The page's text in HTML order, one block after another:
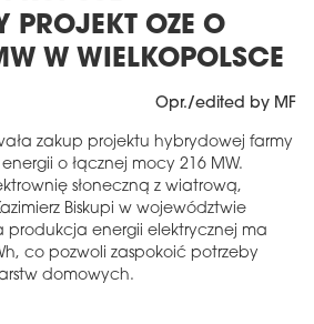
PROJEKT OZE O
W WIELKOPOLSCE
Opr./edited by MF
zakup projektu hybrydowej farmy
o łącznej mocy 216 MW.
słoneczną z wiatrową,
Biskupi w województwie
produkcja energii elektrycznej ma
co pozwoli zaspokoić potrzeby
domowych.